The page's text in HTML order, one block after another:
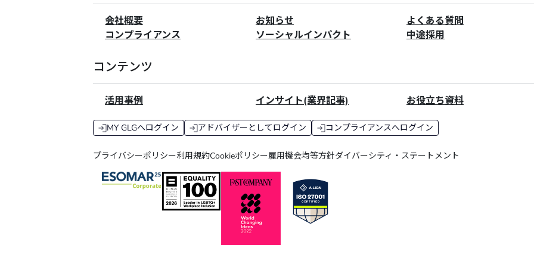
会社概要 お知らせ
よくある質問
コンプライアンス
ソーシャルインパクト 中途採用
コンテンツ
活用事例 インサイト(業界記事) お役立ち資料
MY GLGへログイン アドバイザーとしてログイン コンプライアンスへログイン
プライバシーポリシー利用規約Cookieポリシー雇用機会均等方針ダイバーシティ・ステートメント